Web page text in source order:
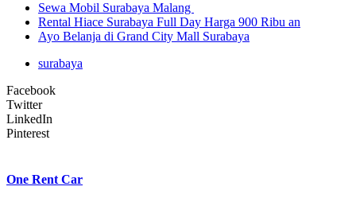
Sewa Mobil Surabaya Malang
Rental Hiace Surabaya Full Day Harga 900 Ribu an
Ayo Belanja di Grand City Mall Surabaya
surabaya
Facebook
Twitter
LinkedIn
Pinterest
One Rent Car